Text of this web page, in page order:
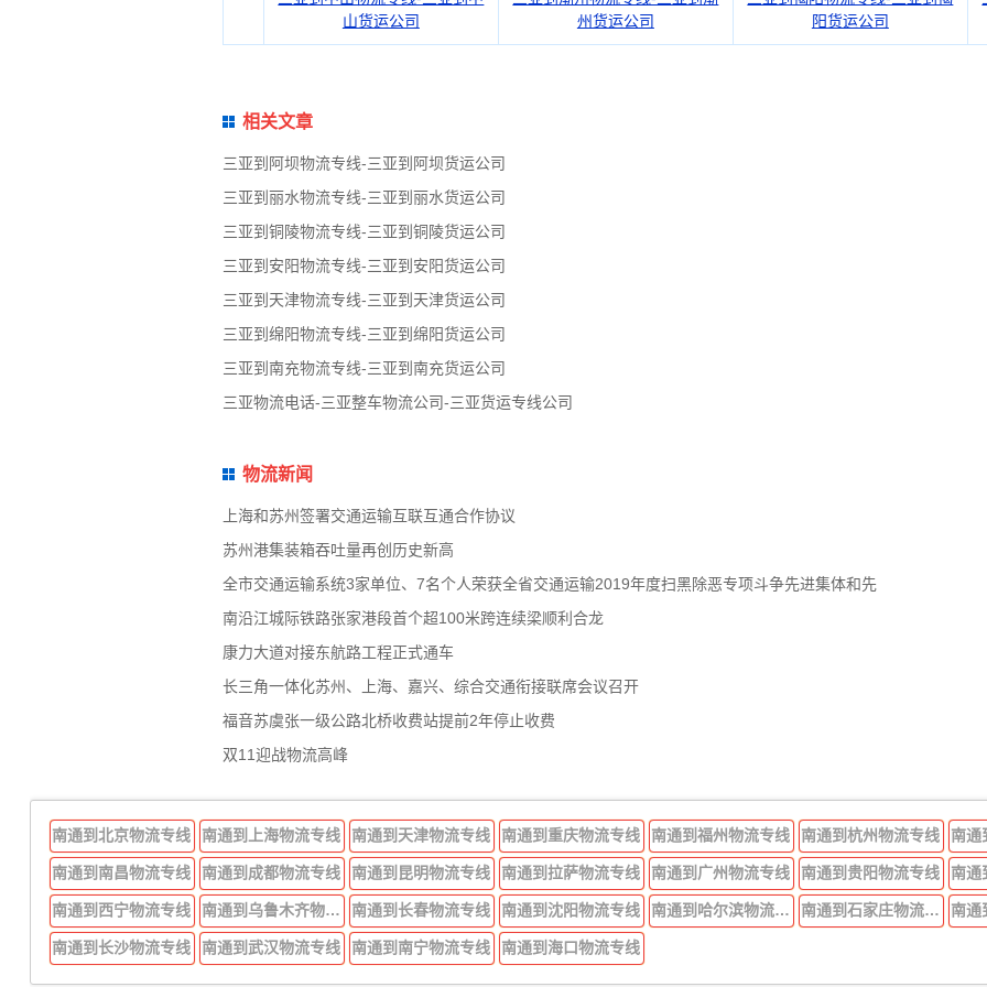
山货运公司
州货运公司
阳货运公司
相关文章
三亚到阿坝物流专线-三亚到阿坝货运公司
三亚到丽水物流专线-三亚到丽水货运公司
三亚到铜陵物流专线-三亚到铜陵货运公司
三亚到安阳物流专线-三亚到安阳货运公司
三亚到天津物流专线-三亚到天津货运公司
三亚到绵阳物流专线-三亚到绵阳货运公司
三亚到南充物流专线-三亚到南充货运公司
三亚物流电话-三亚整车物流公司-三亚货运专线公司
物流新闻
上海和苏州签署交通运输互联互通合作协议
苏州港集装箱吞吐量再创历史新高
全市交通运输系统3家单位、7名个人荣获全省交通运输2019年度扫黑除恶专项斗争先进集体和先
南沿江城际铁路张家港段首个超100米跨连续梁顺利合龙
康力大道对接东航路工程正式通车
长三角一体化苏州、上海、嘉兴、综合交通衔接联席会议召开
福音苏虞张一级公路北桥收费站提前2年停止收费
双11迎战物流高峰
南通到北京物流专线 南通到上海物流专线 南通到天津物流专线 南通到重庆物流专线 南通到福州物流专线 南通到杭州物流专线 南通
南通到南昌物流专线 南通到成都物流专线 南通到昆明物流专线 南通到拉萨物流专线 南通到广州物流专线 南通到贵阳物流专线 南通
南通到西宁物流专线 南通到乌鲁木齐物流专线 南通到长春物流专线 南通到沈阳物流专线 南通到哈尔滨物流专线 南通到石家庄物流专线 南通
南通到长沙物流专线 南通到武汉物流专线 南通到南宁物流专线 南通到海口物流专线